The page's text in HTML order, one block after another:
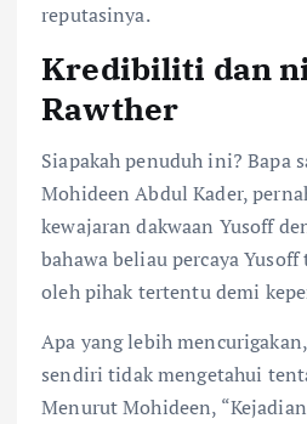
reputasinya.
Kredibiliti dan
Rawther
Siapakah penuduh ini? Bapa
Mohideen Abdul Kader,
kewajaran dakwaan Yusoff
bahawa beliau percaya
oleh pihak tertentu demi
Apa yang lebih
sendiri tidak mengetahui
Menurut Mohideen,